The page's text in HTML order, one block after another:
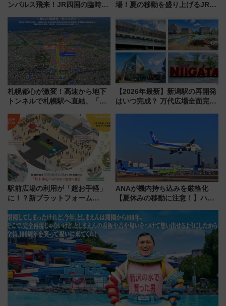
ンパルス飛来！JR四国の臨時ダ
場！夏の移動を盛り上げるJR九
月7日限定 ソフトバンクホーク
スとコラボ
札幌都心が激変！高速から地下
トンネルで札幌駅へ直結、「創
から本格着工、延長4.8km整備
事業の全貌
【2026年最新】新潟駅の再開発
はいつ完成？ 万代広場全面完成
駅前広場の利用が「超お手軽」
に！？新プラットフォーム
マホで簡単申請 物販や演奏会な
どに【JR東日本】
ANAが機内持ち込みを厳格化
【夏休みの移動に注意！】ハン
「身の回り品」新サイズ制限
(40×30×20cm)おさらい